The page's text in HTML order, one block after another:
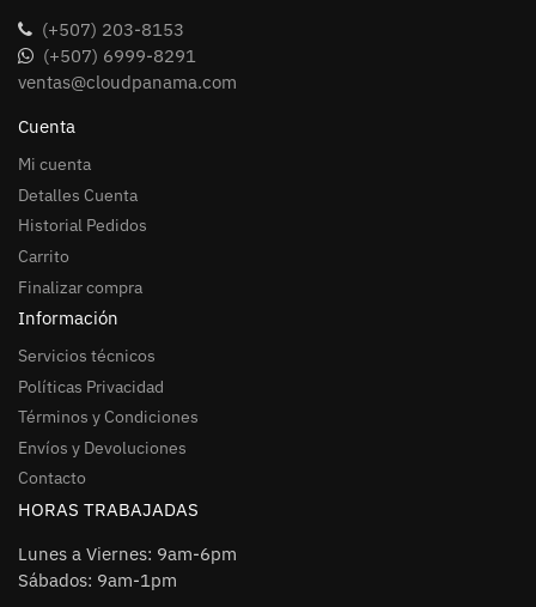
(+507) 203-8153
(+507) 6999-8291
ventas@cloudpanama.com
Cuenta
Mi cuenta
Detalles Cuenta
Historial Pedidos
Carrito
Finalizar compra
Información
Servicios técnicos
Políticas Privacidad
Términos y Condiciones
Envíos y Devoluciones
Contacto
HORAS TRABAJADAS
Lunes a Viernes: 9am-6pm
Sábados: 9am-1pm